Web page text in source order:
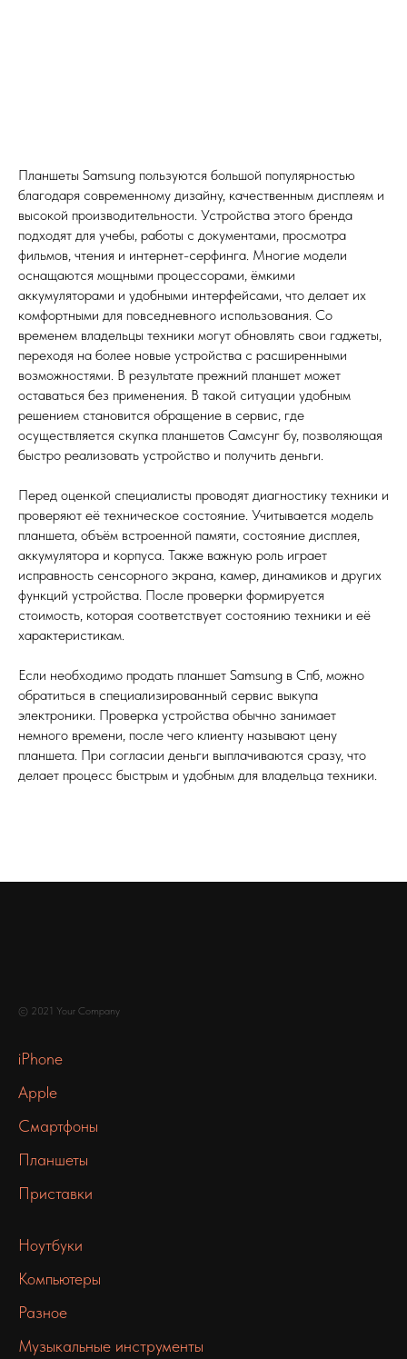
Планшеты Samsung пользуются большой популярностью
благодаря современному дизайну, качественным дисплеям и
высокой производительности. Устройства этого бренда
подходят для учебы, работы с документами, просмотра
фильмов, чтения и интернет-серфинга. Многие модели
оснащаются мощными процессорами, ёмкими
аккумуляторами и удобными интерфейсами, что делает их
комфортными для повседневного использования. Со
временем владельцы техники могут обновлять свои гаджеты,
переходя на более новые устройства с расширенными
возможностями. В результате прежний планшет может
оставаться без применения. В такой ситуации удобным
решением становится обращение в сервис, где
осуществляется скупка планшетов Самсунг бу, позволяющая
быстро реализовать устройство и получить деньги.
Перед оценкой специалисты проводят диагностику техники и
проверяют её техническое состояние. Учитывается модель
планшета, объём встроенной памяти, состояние дисплея,
аккумулятора и корпуса. Также важную роль играет
исправность сенсорного экрана, камер, динамиков и других
функций устройства. После проверки формируется
стоимость, которая соответствует состоянию техники и её
характеристикам.
Если необходимо продать планшет Samsung в Спб, можно
обратиться в специализированный сервис выкупа
электроники. Проверка устройства обычно занимает
немного времени, после чего клиенту называют цену
планшета. При согласии деньги выплачиваются сразу, что
делает процесс быстрым и удобным для владельца техники.
© 2021 Your Company
iPhone
Apple
Смартфоны
Планшеты
Приставки
Ноутбуки
Компьютеры
Разное
Музыкальные инструменты